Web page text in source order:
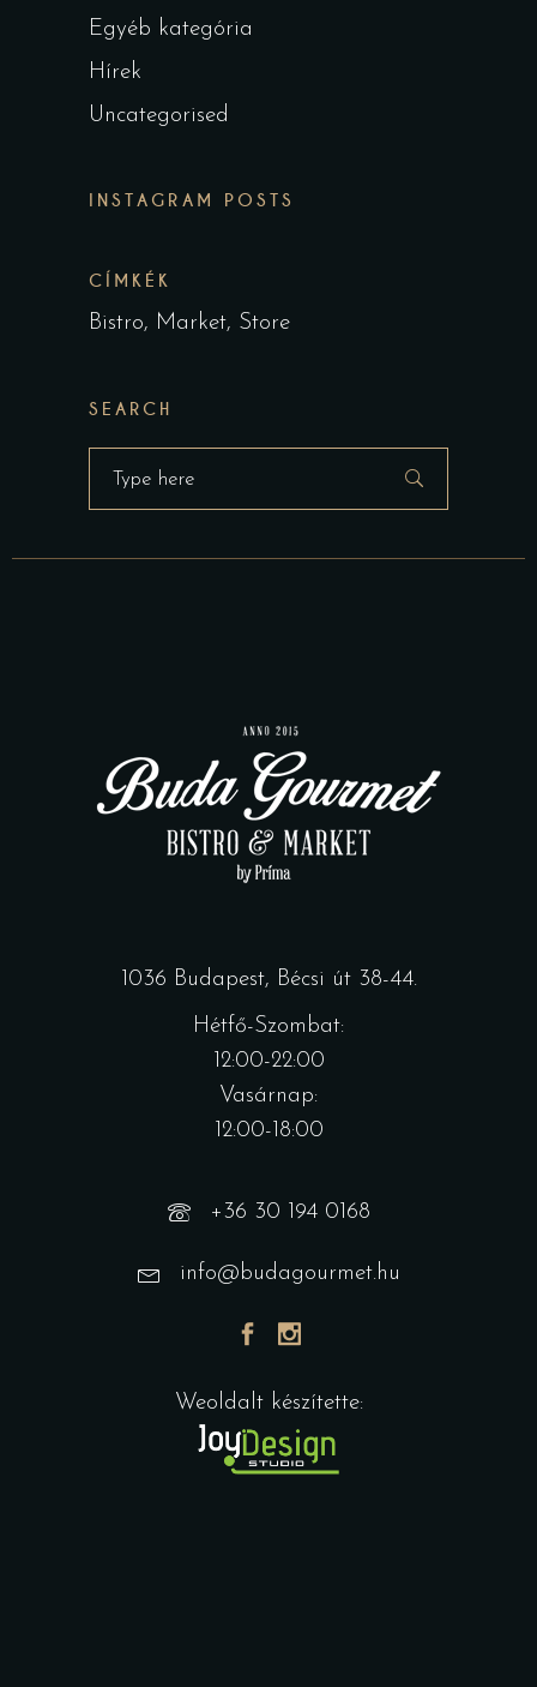
Egyéb kategória
Hírek
Uncategorised
INSTAGRAM POSTS
CÍMKÉK
Bistro Market Store
SEARCH
1036 Budapest, Bécsi út 38-44.
Hétfő-Szombat:
12:00-22:00
Vasárnap:
12:00-18:00
+36 30 194 0168
info@budagourmet.hu
Weoldalt készítette: